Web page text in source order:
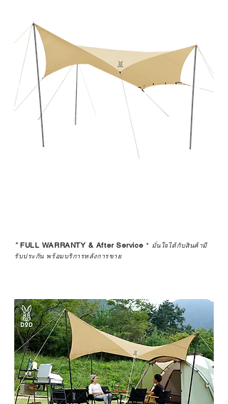
*FULL WARRANTY & After Service * มั่นใจได้กับสินค้ามี
รับประกัน พร้อมบริการหลังการขาย